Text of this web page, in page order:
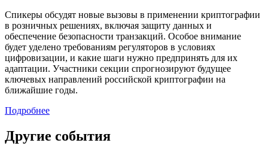
Спикеры обсудят новые вызовы в применении криптографии
в розничных решениях, включая защиту данных и
обеспечение безопасности транзакций. Особое внимание
будет уделено требованиям регуляторов в условиях
цифровизации, и какие шаги нужно предпринять для их
адаптации. Участники секции спрогнозируют будущее
ключевых направлений российской криптографии на
ближайшие годы.
Подробнее
Другие события